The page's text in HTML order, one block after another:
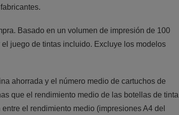
Basado en un volumen de impresión de 100
juego de tintas incluido. Excluye los modelos
ahorrada y el número medio de cartuchos de
que el rendimiento medio de las botellas de tinta
entre el rendimiento medio (impresiones A4 del